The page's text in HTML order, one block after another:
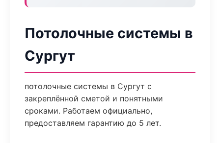
Потолочные системы в
Сургут
потолочные системы в Сургут с
закреплённой сметой и понятными
сроками. Работаем официально,
предоставляем гарантию до 5 лет.